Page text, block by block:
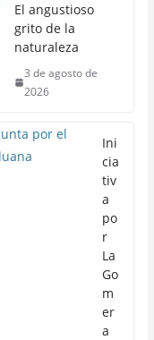
El angustioso
grito de la
naturaleza
3 de agosto de
2026
Ini
cia
tiv
a
po
r
La
Go
m
er
a